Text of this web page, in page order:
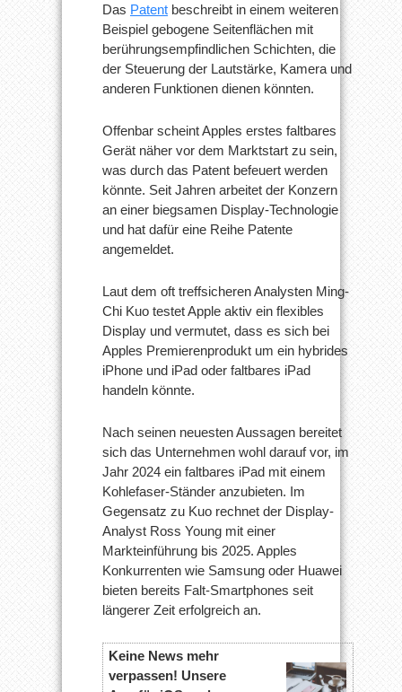
Das Patent beschreibt in einem weiteren
Beispiel gebogene Seitenflächen mit
berührungsempfindlichen Schichten, die
der Steuerung der Lautstärke, Kamera und
anderen Funktionen dienen könnten.
Offenbar scheint Apples erstes faltbares
Gerät näher vor dem Marktstart zu sein,
was durch das Patent befeuert werden
könnte. Seit Jahren arbeitet der Konzern
an einer biegsamen Display-Technologie
und hat dafür eine Reihe Patente
angemeldet.
Laut dem oft treffsicheren Analysten Ming-
Chi Kuo testet Apple aktiv ein flexibles
Display und vermutet, dass es sich bei
Apples Premierenprodukt um ein hybrides
iPhone und iPad oder faltbares iPad
handeln könnte.
Nach seinen neuesten Aussagen bereitet
sich das Unternehmen wohl darauf vor, im
Jahr 2024 ein faltbares iPad mit einem
Kohlefaser-Ständer anzubieten. Im
Gegensatz zu Kuo rechnet der Display-
Analyst Ross Young mit einer
Markteinführung bis 2025. Apples
Konkurrenten wie Samsung oder Huawei
bieten bereits Falt-Smartphones seit
längerer Zeit erfolgreich an.
Keine News mehr
verpassen! Unsere